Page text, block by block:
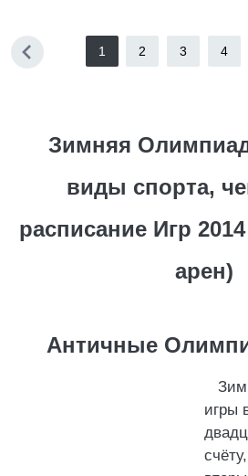
1 2 3 4
Зимняя
виды спорта,
расписание Игр
арен)
Античные
игры